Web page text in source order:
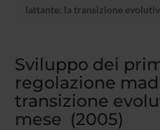
lattante: la transizione
Sviluppo dei
regolazione
transizione
mese (2005)